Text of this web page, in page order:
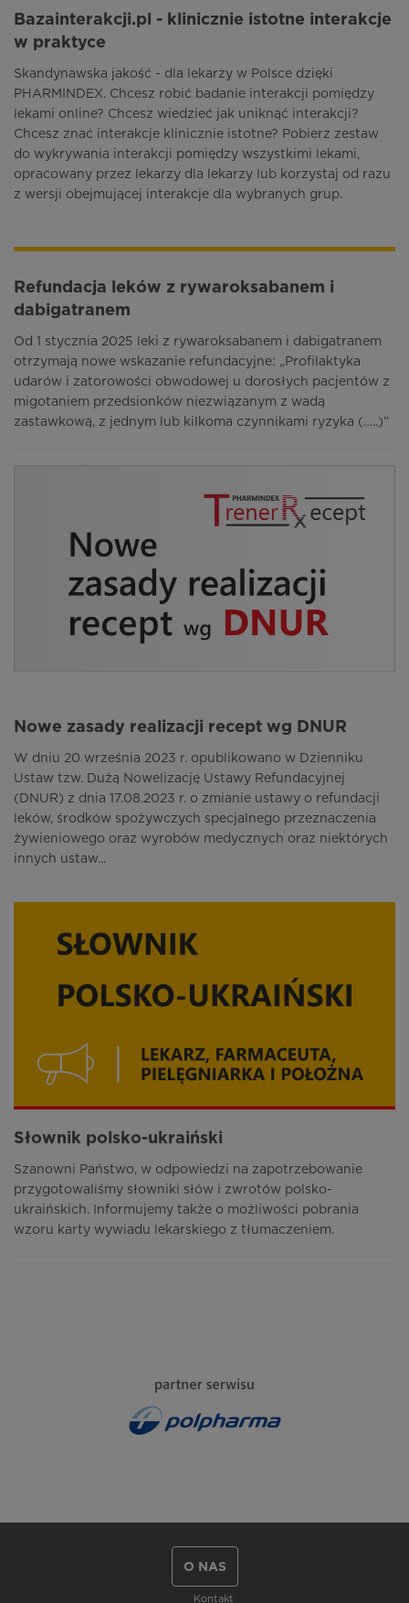
Bazainterakcji.pl - klinicznie istotne interakcje
w praktyce
Skandynawska jakość - dla lekarzy w Polsce dzięki
PHARMINDEX. Chcesz robić badanie interakcji pomiędzy
lekami online? Chcesz wiedzieć jak uniknąć interakcji?
Chcesz znać interakcje klinicznie istotne? Pobierz zestaw
do wykrywania interakcji pomiędzy wszystkimi lekami,
opracowany przez lekarzy dla lekarzy lub korzystaj od razu
z wersji obejmującej interakcje dla wybranych grup.
Refundacja leków z rywaroksabanem i
dabigatranem
Od 1 stycznia 2025 leki z rywaroksabanem i dabigatranem
otrzymają nowe wskazanie refundacyjne: „Profilaktyka
udarów i zatorowości obwodowej u dorosłych pacjentów z
migotaniem przedsionków niezwiązanym z wadą
zastawkową, z jednym lub kilkoma czynnikami ryzyka (…..)”
Nowe zasady realizacji recept wg DNUR
W dniu 20 września 2023 r. opublikowano w Dzienniku
Ustaw tzw. Dużą Nowelizację Ustawy Refundacyjnej
(DNUR) z dnia 17.08.2023 r. o zmianie ustawy o refundacji
leków, środków spożywczych specjalnego przeznaczenia
żywieniowego oraz wyrobów medycznych oraz niektórych
innych ustaw...
Słownik polsko-ukraiński
Szanowni Państwo, w odpowiedzi na zapotrzebowanie
przygotowaliśmy słowniki słów i zwrotów polsko-
ukraińskich. Informujemy także o możliwości pobrania
wzoru karty wywiadu lekarskiego z tłumaczeniem.
O NAS
Kontakt